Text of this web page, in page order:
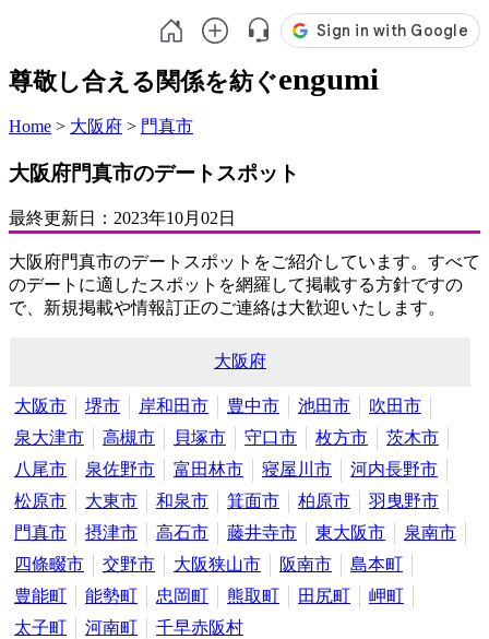
尊敬し合える関係を紡ぐengumi
Home > 大阪府 > 門真市
大阪府門真市のデートスポット
最終更新日： 2023年10月02日
大阪府門真市のデートスポットをご紹介しています。すべて
のデートに適したスポットを網羅して掲載する方針ですの
で、新規掲載や情報訂正のご連絡は大歓迎いたします。
大阪府
大阪市 堺市 岸和田市 豊中市 池田市
吹田市
泉大津市
高槻市 貝塚市 守口市 枚方市
茨木市
八尾市
泉佐野市 富田林市 寝屋川市
河内長野市
松原市
大東市 和泉市 箕面市 柏原市
羽曳野市
門真市
摂津市 高石市 藤井寺市 東大阪市
泉南市
四條畷市
交野市 大阪狭山市 阪南市
島本町
豊能町
能勢町 忠岡町 熊取町 田尻町
岬町
太子町
河南町 千早赤阪村